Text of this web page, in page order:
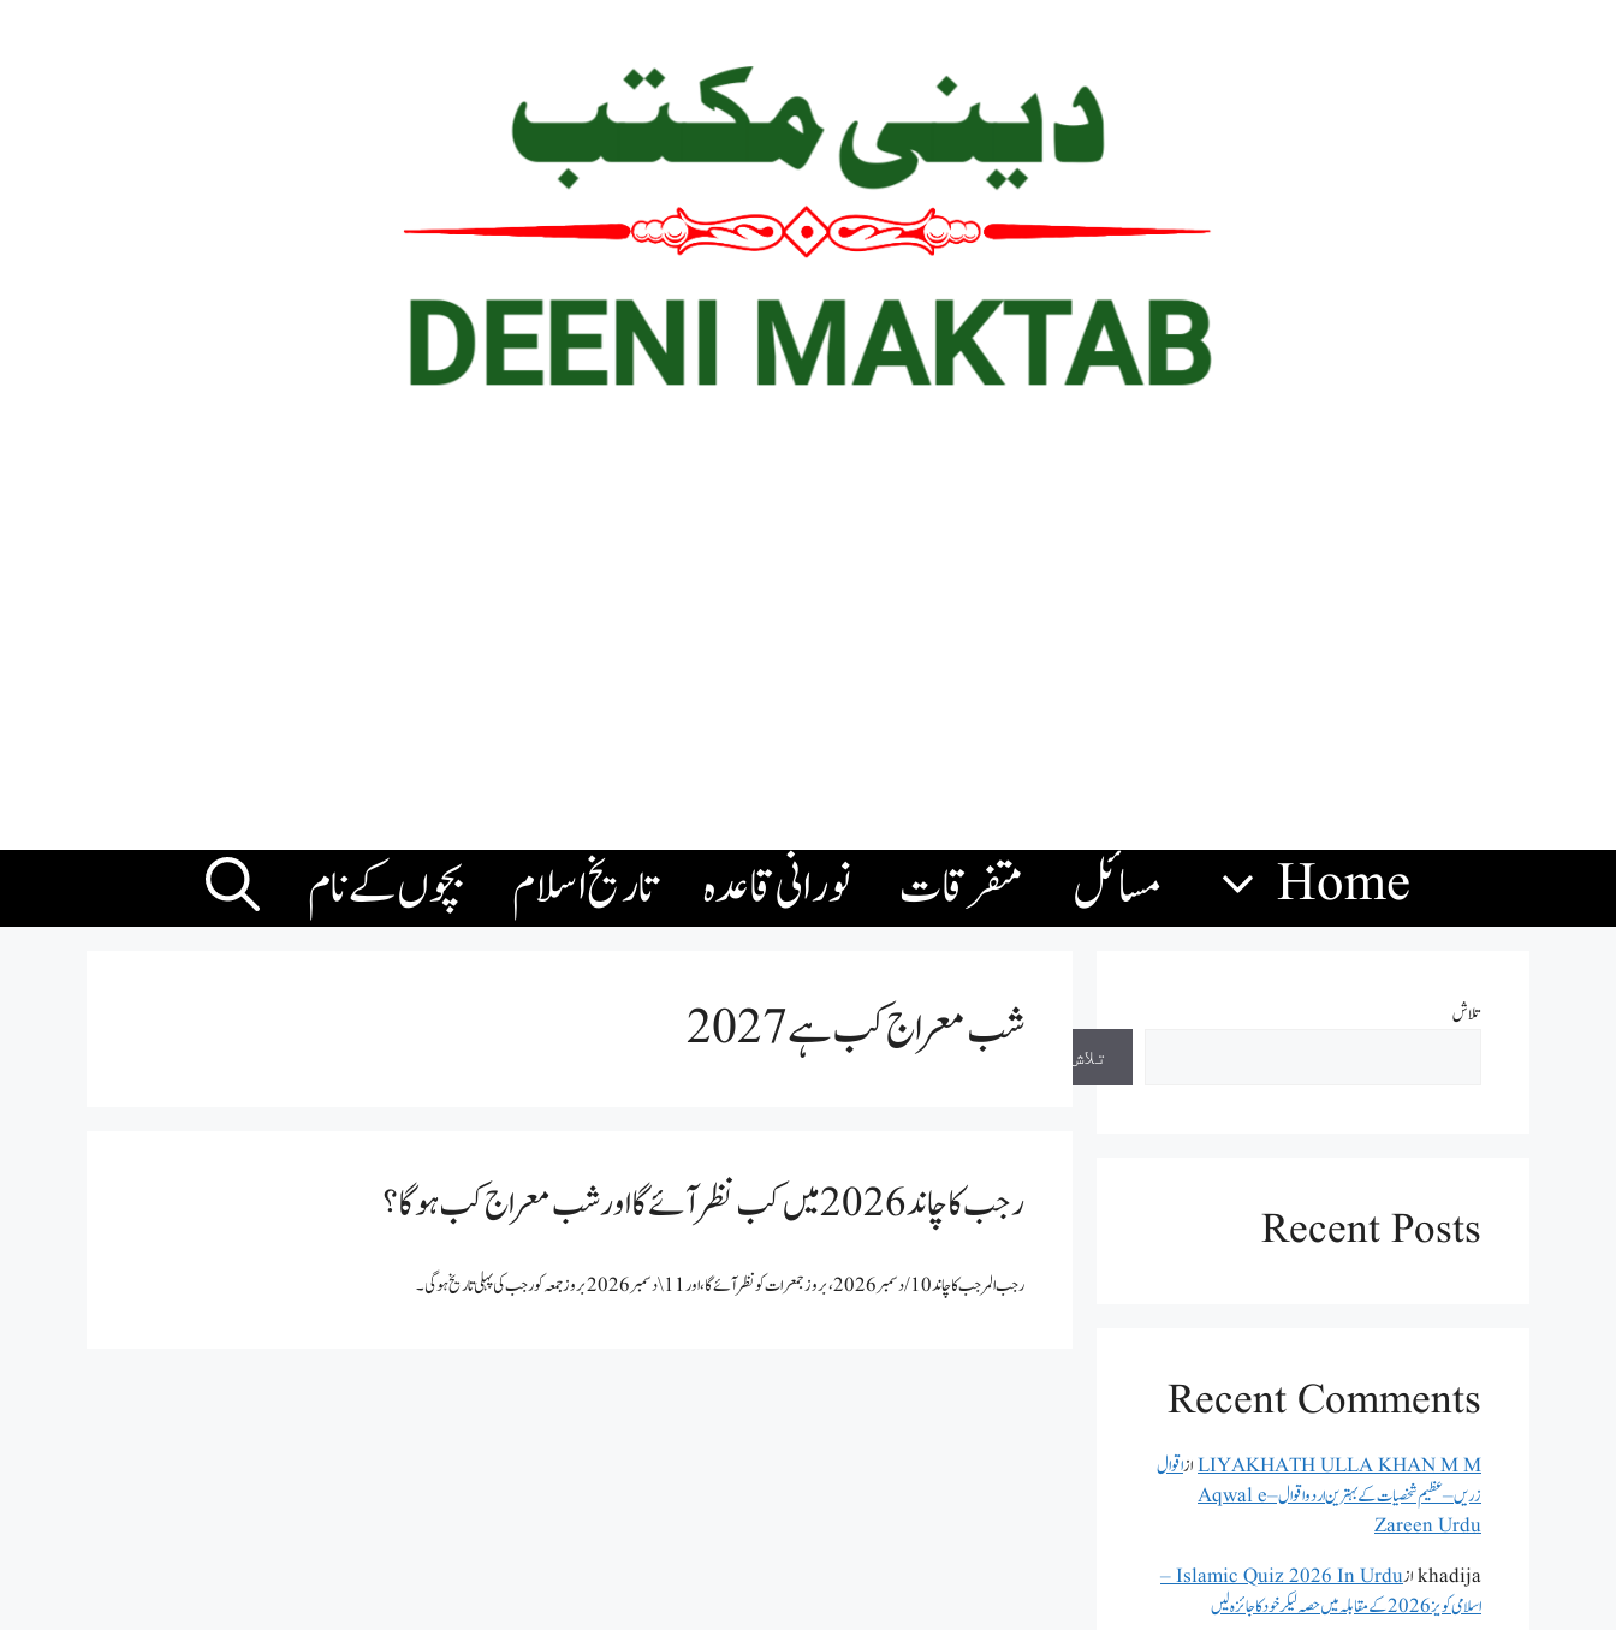
Home مسائل متفرقات نورانی قاعدہ تاریخ اسلام بچوں کے نام
شب معراج کب ہے 2027
رجب کا چاند 2026 میں کب نظر آئے گا اور شب معراج کب ہوگا؟
رجب المرجب کا چاند 10/ دسمبر 2026 ، بروز جمعرات کو نظر آئے گا، اور 11\ دسمبر 2026 بروز جمعہ کو رجب کی پہلی تاریخ ہوگی۔
تلاش
تلاش
Recent Posts
Recent Comments
LIYAKHATH ULLA KHAN M Mازاقوال
زریں – عظیم شخصیات کے بہترین اردو اقوال – Aqwal e
Zareen Urdu
khadijaاز
Islamic Quiz 2026 In Urdu –
اسلامی کویز 2026 کے مقابلہ میں حصہ لیکر خود کا جائزہ لیں